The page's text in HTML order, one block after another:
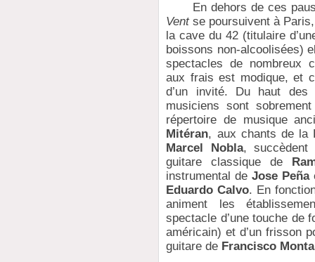
En dehors de ces
Ventse poursuivent à
la cave du 42 (titulaire
boissons non-alcoolisées)
spectacles de nombreux
aux frais est modique, et
d’un invité. Du haut
musiciens sont
répertoire de musique
Mitéran, aux chants de la
Marcel Nobla,
guitare classique de
instrumental deJose Peña
Eduardo Calvo. En
animent les
spectacle d’une touche de
américain) et d’un frisson
guitare de Francisco